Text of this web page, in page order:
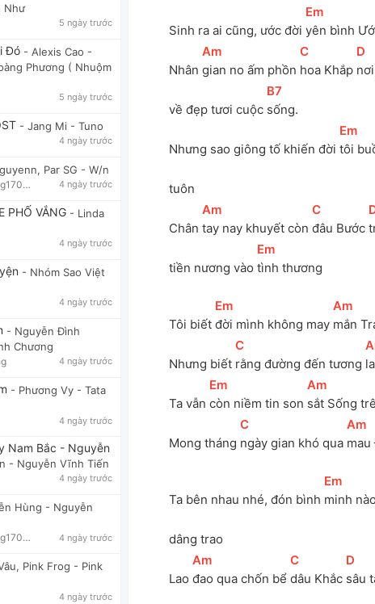
Như
5 ngày trước
Đó - Alexis Cao -
Phương ( Nhuộm
5 ngày trước
- Jang Mi - Tuno
4 ngày trước
Par SG - W/n
nguyendaoduyquang17021 4 ngày trước
PHỐ VẮNG - Linda
4 ngày trước
- Nhóm Sao Việt
4 ngày trước
- Nguyễn Đình
Chương
4 ngày trước
- Phương Vy - Tata
4 ngày trước
Nam Bắc - Nguyễn
- Nguyễn Vĩnh Tiến
4 ngày trước
Hùng - Nguyễn
nguyendaoduyquang17021 4 ngày trước
Pink Frog - Pink
4 ngày trước
Sinh ra ai cũng, ước đời
[Em
yên bình
Nhân
[
Am
gian no ấm phồn
[
C
hoa Khắp
[D
về đẹp tươi cuộc
[B7
sống.
Nhưng sao giông tố khiến đời
[Em
tôi
tuôn
Chân
[
Am
tay nay khuyết còn
[
C
đâu Bước
[
tiền nương vào
[Em
tình thương
Tôi biết
[Em
đời mình không may
[
Am
mắn
Nhưng biết
[
C
rằng đường đến tương
[
Ta vẫn
[Em
còn niềm tin son
[
Am
sắt Sống
Mong tháng
[
C
ngày gian khó qua
[
Am
Ta bên nhau nhé, đón bình
[Em
minh
dâng trao
Lao
[
Am
đao qua chốn bể
[
C
dâu Khắc
[D
sâu